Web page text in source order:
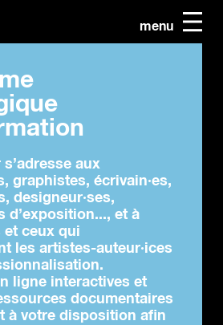
menu
aux
graphistes, écrivain·es,
designeur·ses,
d’exposition..., et à
et ceux qui
les artistes-auteur·ices
ligne interactives et
documentaires
à votre disposition afin